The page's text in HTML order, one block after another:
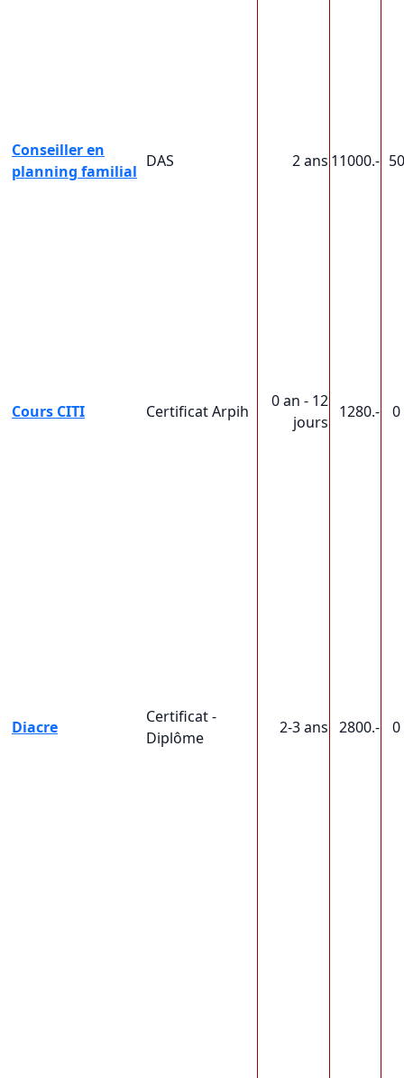
Conseiller en
planning familial
DAS 2 ans 11000.- 50
Cours CITI Certificat Arpih
0 an - 12
jours
1280.- 0
Diacre
Certificat -
Diplôme
2-3 ans 2800.- 0